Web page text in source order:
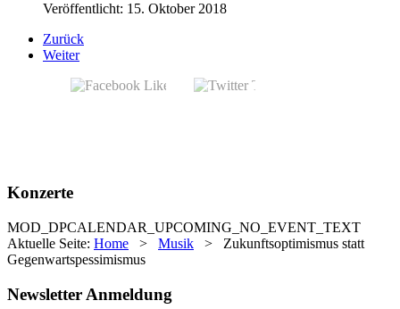
Veröffentlicht: 15. Oktober 2018
Zurück
Weiter
Konzerte
MOD_DPCALENDAR_UPCOMING_NO_EVENT_TEXT
Aktuelle Seite: Home > Musik > Zukunftsoptimismus statt
Gegenwartspessimismus
Newsletter Anmeldung